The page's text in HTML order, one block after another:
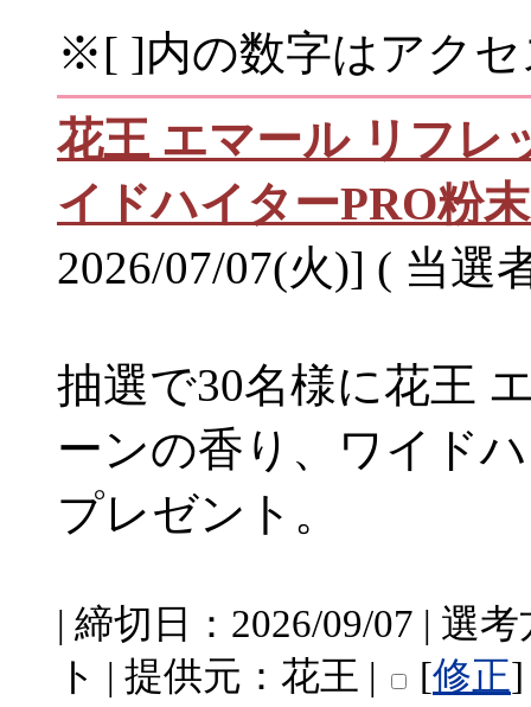
※[ ]内の数字はアクセ
花王 エマール リフレ
イドハイターPRO粉
2026/07/07(火)] ( 当選
抽選で30名様に花王
ーンの香り、ワイド
プレゼント。
| 締切日：2026/09/07 | 選
ト | 提供元：花王 |
[修正]